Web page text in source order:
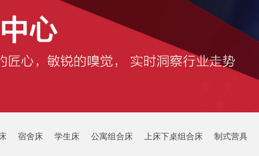
宿舍床 学生床 公寓组合床 上床下桌组合床 制式营具